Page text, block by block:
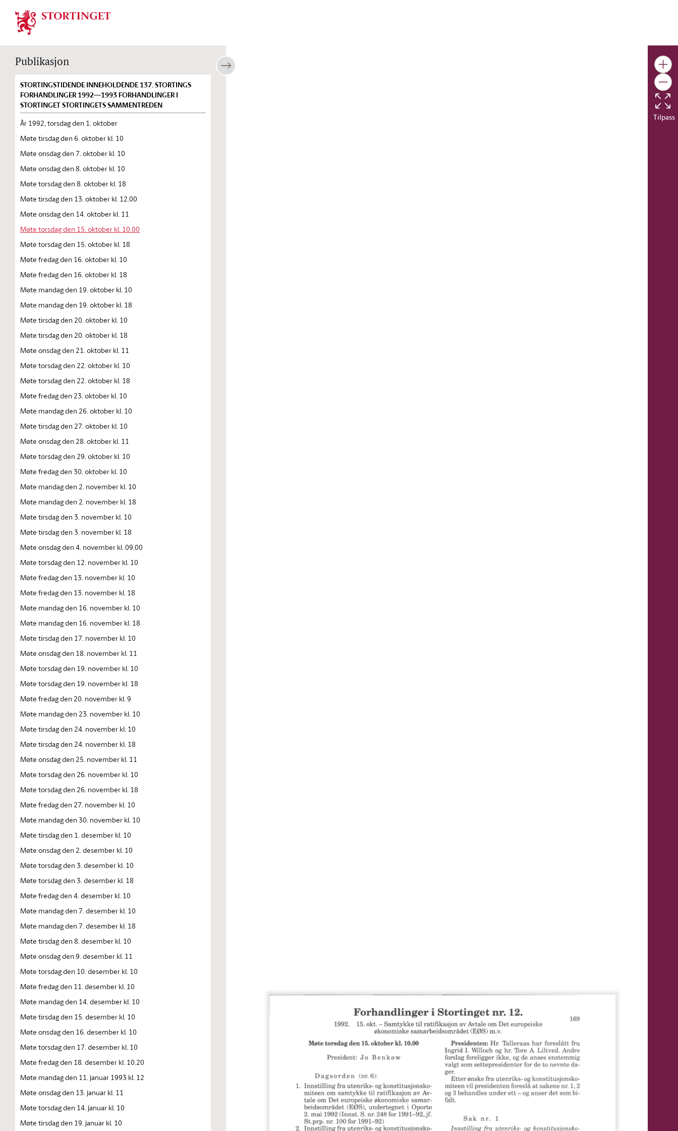
Stortinget.no
Publikasjon
STORTINGSTIDENDE INNEHOLDENDE 137. STORTINGS
FORHANDLINGER 1992—1993 FORHANDLINGER I
STORTINGET STORTINGETS SAMMENTREDEN
År 1992, torsdag den 1. oktober
Møte tirsdag den 6. oktober kl. 10
Møte onsdag den 7. oktober kl. 10
Møte onsdag den 8. oktober kl. 10
Møte torsdag den 8. oktober kl. 18
Møte tirsdag den 13. oktober kl. 12.00
Møte onsdag den 14. oktober kl. 11
Møte torsdag den 15. oktober kl. 10.00
Møte torsdag den 15. oktober kl. 18
Møte fredag den 16. oktober kl. 10
Møte fredag den 16. oktober kl. 18
Møte mandag den 19. oktober kl. 10
Møte mandag den 19. oktober kl. 18
Møte tirsdag den 20. oktober kl. 10
Møte tirsdag den 20. oktober kl. 18
Møte onsdag den 21. oktober kl. 11
Møte torsdag den 22. oktober kl. 10
Møte torsdag den 22. oktober kl. 18
Møte fredag den 23. oktober kl. 10
Møte mandag den 26. oktober kl. 10
Møte tirsdag den 27. oktober kl. 10
Møte onsdag den 28. oktober kl. 11
Møte torsdag den 29. oktober kl. 10
Møte fredag den 30. oktober kl. 10
Møte mandag den 2. november kl. 10
Møte mandag den 2. november kl. 18
Møte tirsdag den 3. november kl. 10
Møte tirsdag den 3. november kl. 18
Møte onsdag den 4. november kl. 09.00
Møte torsdag den 12. november kl. 10
Møte fredag den 13. november kl. 10
Møte fredag den 13. november kl. 18
Møte mandag den 16. november kl. 10
Møte mandag den 16. november kl. 18
Møte tirsdag den 17. november kl. 10
Møte onsdag den 18. november kl. 11
Møte torsdag den 19. november kl. 10
Møte torsdag den 19. november kl. 18
Møte fredag den 20. november kl. 9
Møte mandag den 23. november kl. 10
Møte tirsdag den 24. november kl. 10
Møte tirsdag den 24. november kl. 18
Møte onsdag den 25. november kl. 11
Møte torsdag den 26. november kl. 10
Møte torsdag den 26. november kl. 18
Møte fredag den 27. november kl. 10
Møte mandag den 30. november kl. 10
Møte tirsdag den 1. desember kl. 10
Møte onsdag den 2. desember kl. 10
Møte torsdag den 3. desember kl. 10
Møte torsdag den 3. desember kl. 18
Møte fredag den 4. desember kl. 10
Møte mandag den 7. desember kl. 10
Møte mandag den 7. desember kl. 18
Møte tirsdag den 8. desember kl. 10
Møte onsdag den 9. desember kl. 11
Møte torsdag den 10. desember kl. 10
Møte fredag den 11. desember kl. 10
Møte mandag den 14. desember kl. 10
Møte tirsdag den 15. desember kl. 10
Møte onsdag den 16. desember kl. 10
Møte torsdag den 17. desember kl. 10
Møte fredag den 18. desember kl. 10.20
Møte mandag den 11. januar 1993 kl. 12
Møte onsdag den 13. januar kl. 11
Møte torsdag den 14. januar kl. 10
Møte tirsdag den 19. januar kl. 10